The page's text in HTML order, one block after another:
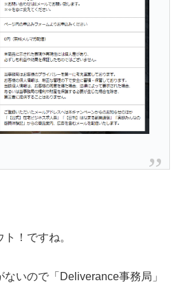
！ですね。
いので「Deliverance事務局」